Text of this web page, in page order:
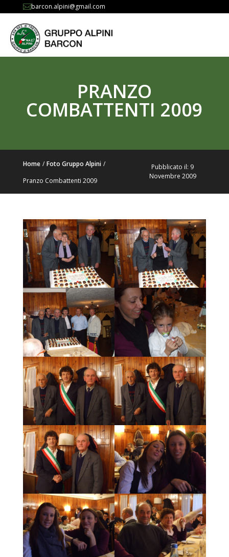
barcon.alpini@gmail.com
PRANZO
COMBATTENTI 2009
Home / Foto Gruppo Alpini /
Pranzo Combattenti 2009
Pubblicato il: 9
Novembre 2009